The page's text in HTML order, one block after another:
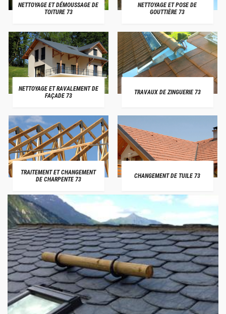
NETTOYAGE ET DÉMOUSSAGE DE
TOITURE 73
NETTOYAGE ET POSE DE
GOUTTIÈRE 73
NETTOYAGE ET RAVALEMENT DE
FAÇADE 73
TRAVAUX DE ZINGUERIE 73
TRAITEMENT ET CHANGEMENT
DE CHARPENTE 73
CHANGEMENT DE TUILE 73